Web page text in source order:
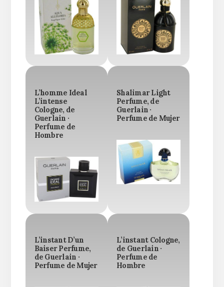
L’homme Ideal
L’intense
Cologne, de
Guerlain ·
Perfume de
Hombre
Shalimar Light
Perfume, de
Guerlain ·
Perfume de Mujer
L’instant D’un
Baiser Perfume,
de Guerlain ·
Perfume de Mujer
L’instant Cologne,
de Guerlain ·
Perfume de
Hombre